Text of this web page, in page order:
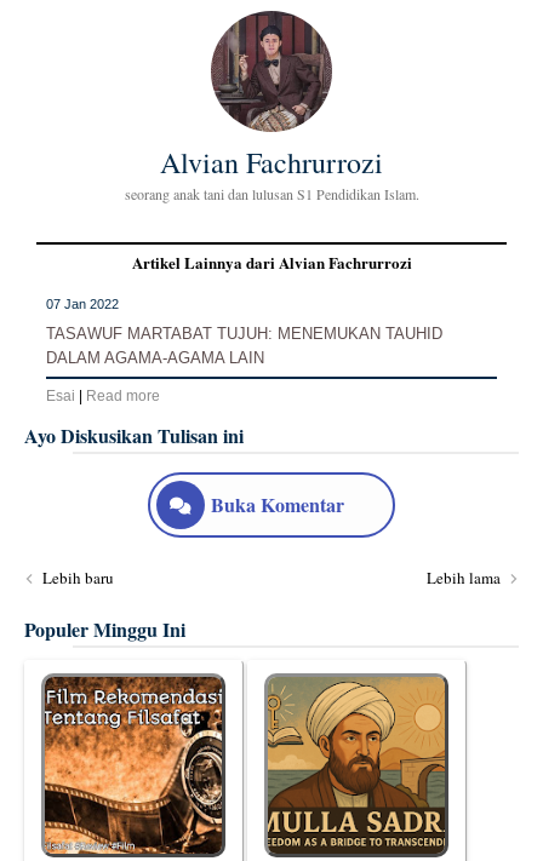
Alvian Fachrurrozi
seorang anak tani dan lulusan S1 Pendidikan Islam.
Artikel Lainnya dari Alvian Fachrurrozi
07 Jan 2022
TASAWUF MARTABAT TUJUH: MENEMUKAN TAUHID
DALAM AGAMA-AGAMA LAIN
Esai Read more
Ayo Diskusikan Tulisan ini
Buka Komentar
Lebih baru Lebih lama
Populer Minggu Ini